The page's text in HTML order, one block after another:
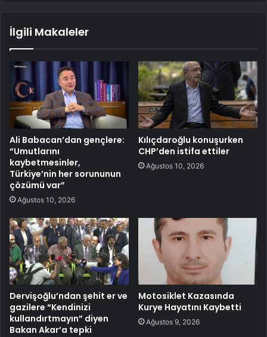
İlgili Makaleler
Ali Babacan’dan gençlere:
“Umutlarını
kaybetmesinler,
Türkiye’nin her sorununun
çözümü var”
Ağustos 10, 2026
Kılıçdaroğlu konuşurken
CHP’den istifa ettiler
Ağustos 10, 2026
Dervişoğlu’ndan şehit er ve
gazilere “Kendinizi
kullandırtmayın” diyen
Bakan Akar’a tepki
Motosiklet Kazasında
Kurye Hayatını Kaybetti
Ağustos 9, 2026